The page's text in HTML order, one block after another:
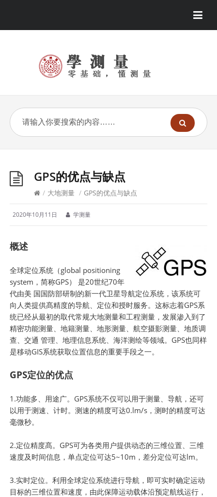
GPS的优点与缺点
/ 大地测量 / GPS的优点与缺点
2020年10月11日 学测量
概述
全球定位系统（global positioning
system，简称GPS） 是20世纪70年
代由美 国国防部研制的新一代卫星导航定位系统，该系统可
向人类提供髙精度的导航、定位和授时服务。这标志着GPS系
统已经从最初的取代常规大地测量和工程测量，发展渗入到了
精密功能测量、地籍测量、地形测量、航空摄影测量、地质调
查、交通 管理、地理信息系统、海洋测绘等领域。GPS也同样
是移动GIS系统获取位置信息的重要手段之一。
GPS定位的优点
1.功能多、用途广。GPS系统不仅可以用于测量、导航，还可
以用于测速、计时。测速的精度可达0.lm/s，测时的精度可达
毫微秒。
2.定位精度髙。GPS可为各类用户提供动态的三维位置、三维
速度及时间信息，单点定位可达5~10m，差分定位可达lm。
3.实时定位。利用全球定位系统进行导航，即可实时确定运动
目标的三维位置和速度，由此保障运动载体沿预定航线运行，